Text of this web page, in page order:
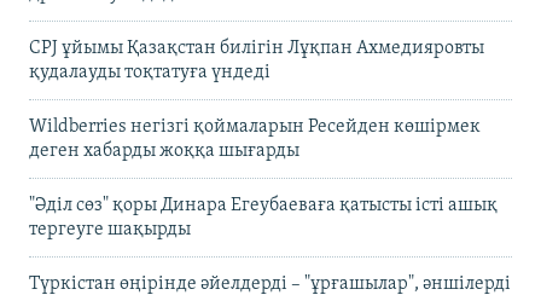
CPJ ұйымы Қазақстан билігін Лұқпан Ахмедияровты
қудалауды тоқтатуға үндеді
Wildberries негізгі қоймаларын Ресейден көшірмек
деген хабарды жоққа шығарды
"Әділ сөз" қоры Динара Егеубаеваға қатысты істі ашық
тергеуге шақырды
Түркістан өңірінде әйелдерді – "ұрғашылар", әншілерді